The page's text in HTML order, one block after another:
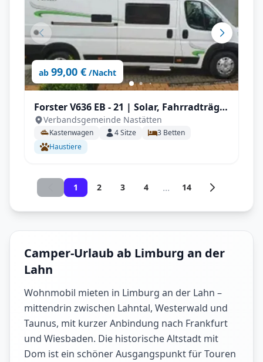
ab 99,00 € /Nacht
Forster V636 EB - 21 | Solar, Fahrradträger
ideal für 2-3 Personen
Verbandsgemeinde Nastätten
Kastenwagen 4Sitze 3 Betten
Haustiere
1 2 3 4 ... 14
Camper-Urlaub ab Limburg an der
Lahn
Wohnmobil mieten in Limburg an der Lahn –
mittendrin zwischen Lahntal, Westerwald und
Taunus, mit kurzer Anbindung nach Frankfurt
und Wiesbaden. Die historische Altstadt mit
Dom ist ein schöner Ausgangspunkt für Touren